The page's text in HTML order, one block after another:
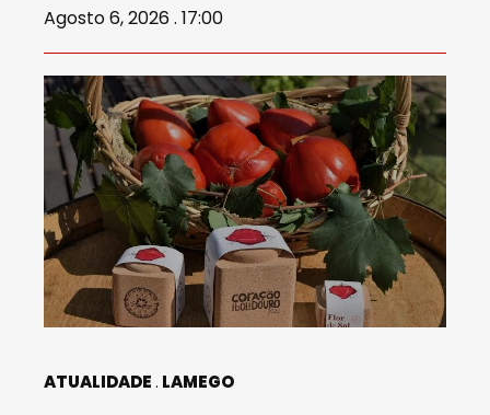
Agosto 6, 2026 . 17:00
ATUALIDADE LAMEGO